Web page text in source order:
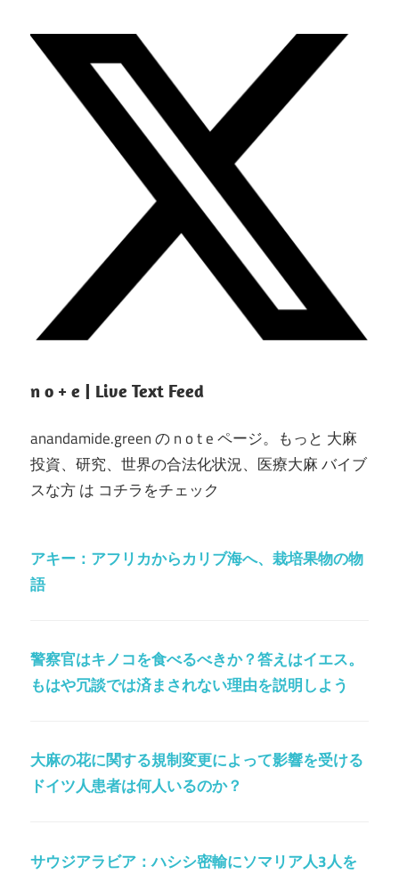
n o + e | Live Text Feed
anandamide.green の n o t e ページ。もっと 大麻
投資、研究、世界の合法化状況、医療大麻 バイブ
スな方 は コチラをチェック
アキー：アフリカからカリブ海へ、栽培果物の物
語
警察官はキノコを食べるべきか？答えはイエス。
もはや冗談では済まされない理由を説明しよう
大麻の花に関する規制変更によって影響を受ける
ドイツ人患者は何人いるのか？
サウジアラビア：ハシシ密輸にソマリア人3人を